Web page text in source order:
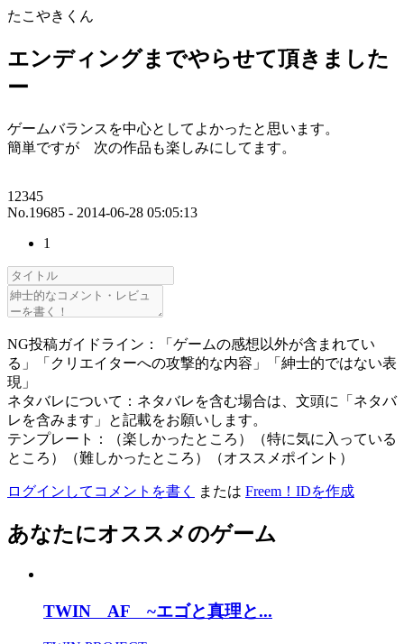
たこやきくん
エンディングまでやらせて頂きました
ー
ゲームバランスを中心としてよかったと思います。
簡単ですが 次の作品も楽しみにしてます。
12345
No.19685 - 2014-06-28 05:05:13
1
NG投稿ガイドライン：「ゲームの感想以外が含まれてい
る」「クリエイターへの攻撃的な内容」「紳士的ではない表
現」
ネタバレについて：ネタバレを含む場合は、文頭に「ネタバ
レを含みます」と記載をお願いします。
テンプレート：（楽しかったところ）（特に気に入っている
ところ）（難しかったところ）（オススメポイント）
ログインしてコメントを書く または Freem！IDを作成
あなたにオススメのゲーム
TWIN AF ~エゴと真理と...